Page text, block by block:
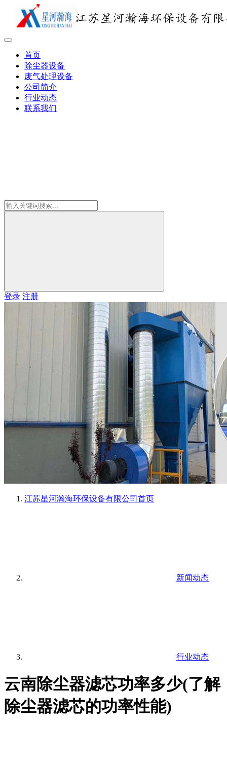
首页
除尘器设备
废气处理设备
公司简介
行业动态
联系我们
登录 注册
江苏星河瀚海环保设备有限公司 首页
新闻动态
行业动态
云南除尘器滤芯功率多少(了解
除尘器滤芯的功率性能)